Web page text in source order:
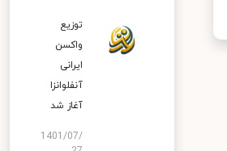
توزیع
واکسن
ایرانی
آنفلوانزا
آغاز شد
1401/07/